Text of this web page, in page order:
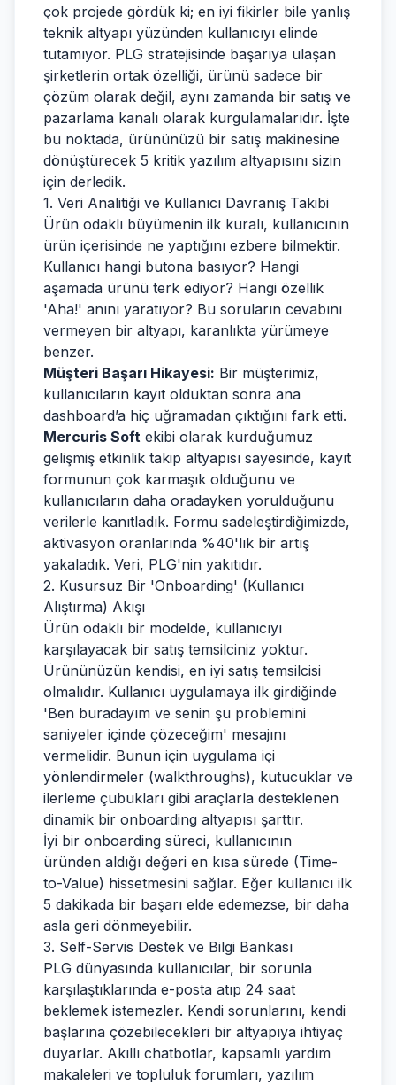
çok projede gördük ki; en iyi fikirler bile yanlış
teknik altyapı yüzünden kullanıcıyı elinde
tutamıyor. PLG stratejisinde başarıya ulaşan
şirketlerin ortak özelliği, ürünü sadece bir
çözüm olarak değil, aynı zamanda bir satış ve
pazarlama kanalı olarak kurgulamalarıdır. İşte
bu noktada, ürününüzü bir satış makinesine
dönüştürecek 5 kritik yazılım altyapısını sizin
için derledik.
1. Veri Analitiği ve Kullanıcı Davranış Takibi
Ürün odaklı büyümenin ilk kuralı, kullanıcının
ürün içerisinde ne yaptığını ezbere bilmektir.
Kullanıcı hangi butona basıyor? Hangi
aşamada ürünü terk ediyor? Hangi özellik
'Aha!' anını yaratıyor? Bu soruların cevabını
vermeyen bir altyapı, karanlıkta yürümeye
benzer.
Müşteri Başarı Hikayesi: Bir müşterimiz,
kullanıcıların kayıt olduktan sonra ana
dashboard’a hiç uğramadan çıktığını fark etti.
Mercuris Soft ekibi olarak kurduğumuz
gelişmiş etkinlik takip altyapısı sayesinde, kayıt
formunun çok karmaşık olduğunu ve
kullanıcıların daha oradayken yorulduğunu
verilerle kanıtladık. Formu sadeleştirdiğimizde,
aktivasyon oranlarında %40'lık bir artış
yakaladık. Veri, PLG'nin yakıtıdır.
2. Kusursuz Bir 'Onboarding' (Kullanıcı
Alıştırma) Akışı
Ürün odaklı bir modelde, kullanıcıyı
karşılayacak bir satış temsilciniz yoktur.
Ürününüzün kendisi, en iyi satış temsilcisi
olmalıdır. Kullanıcı uygulamaya ilk girdiğinde
'Ben buradayım ve senin şu problemini
saniyeler içinde çözeceğim' mesajını
vermelidir. Bunun için uygulama içi
yönlendirmeler (walkthroughs), kutucuklar ve
ilerleme çubukları gibi araçlarla desteklenen
dinamik bir onboarding altyapısı şarttır.
İyi bir onboarding süreci, kullanıcının
üründen aldığı değeri en kısa sürede (Time-
to-Value) hissetmesini sağlar. Eğer kullanıcı ilk
5 dakikada bir başarı elde edemezse, bir daha
asla geri dönmeyebilir.
3. Self-Servis Destek ve Bilgi Bankası
PLG dünyasında kullanıcılar, bir sorunla
karşılaştıklarında e-posta atıp 24 saat
beklemek istemezler. Kendi sorunlarını, kendi
başlarına çözebilecekleri bir altyapıya ihtiyaç
duyarlar. Akıllı chatbotlar, kapsamlı yardım
makaleleri ve topluluk forumları, yazılım